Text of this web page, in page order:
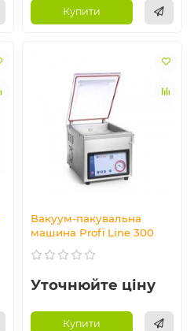
Купити
Вакуум-пакувальна
машина Profi Line 300
Уточнюйте ціну
Купити